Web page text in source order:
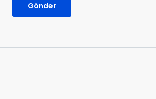
Gönder